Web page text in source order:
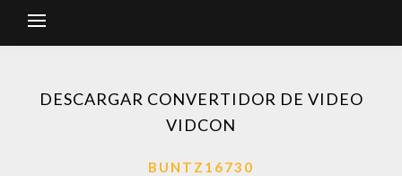
DESCARGAR CONVERTIDOR DE VIDEO
VIDCON
BUNTZ16730